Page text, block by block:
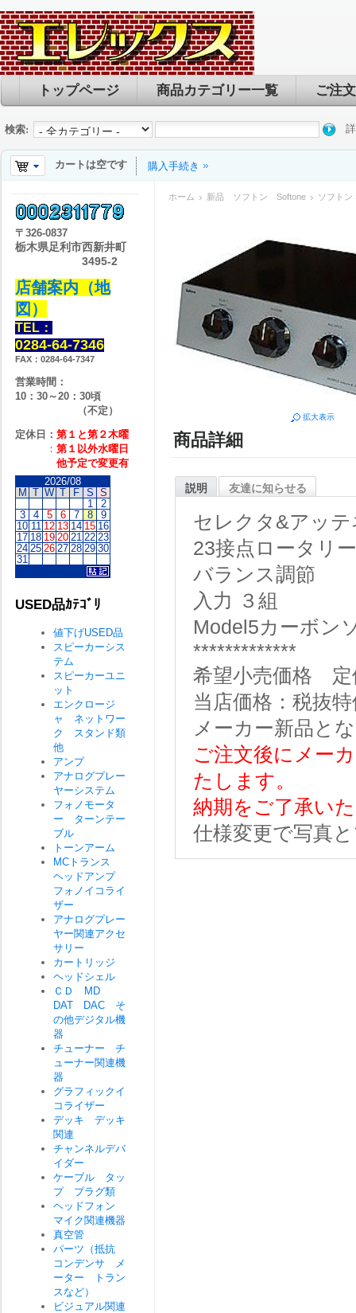
トップページ 商品カテゴリー一覧 ご注
検索:
カートは空です 購入手続き
ホーム 新品 ソフトン Softone ソフトン
拡大表示
商品詳細
説明 友達に知らせる
セレクタ&アッテ
23接点ロータリ
バランス調節
入力 ３組
Model5カーボン
*************
希望小売価格 定
当店価格：税抜
メーカー新品と
ご注文後にメー
たします。
納期をご了承い
仕様変更で写真
〒 326-0837
栃木県足利市西新井町
3495-2
店舗案内（地
図）
TEL：
0284-64-7346
FAX：0284-64-7347
営業時間：
10：30～20：30頃
（不定）
定休日： 第１と第２木曜
： 第１以外水曜日
他予定で変更有
2026/08
M T W T F S S
1
2
3
4 5 6 7 8
9
10 11 12 13 14 15 16
17 18 19 20 21 22 23
24 25 26 27 28 29 30
31
USED品ｶﾃｺﾞﾘ
値下げUSED品
スピーカーシス
テム
スピーカーユニ
ット
エンクロージ
ャ ネットワー
ク スタンド類
他
アンプ
アナログプレー
ヤーシステム
フォノモータ
ー ターンテー
ブル
トーンアーム
MCトランス
ヘッドアンプ
フォノイコライ
ザー
アナログプレー
ヤー関連アクセ
サリー
カートリッジ
ヘッドシェル
ＣＤ MD
DAT DAC そ
の他デジタル機
器
チューナー チ
ューナー関連機
器
グラフィックイ
コライザー
デッキ デッキ
関連
チャンネルデバ
イダー
ケーブル タッ
プ プラグ類
ヘッドフォン
マイク関連機器
真空管
パーツ（抵抗
コンデンサ メ
ーター トラン
スなど）
ビジュアル関連